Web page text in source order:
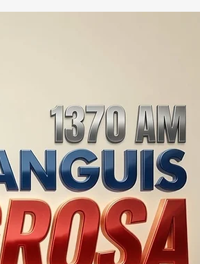
EL VOCERO QUE “NO VE